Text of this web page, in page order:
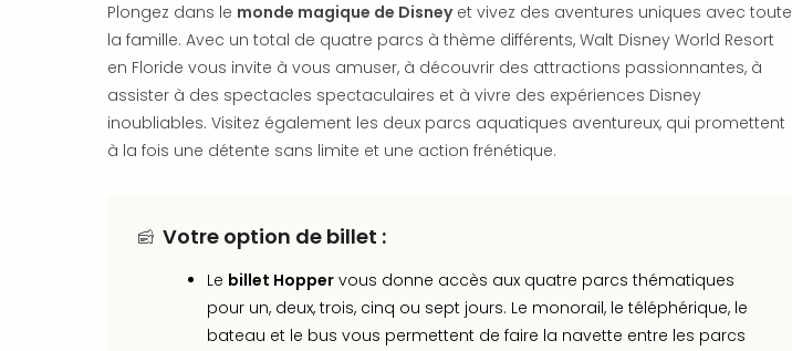
Plongez dans le monde magique de Disneyet vivez des aventures uniques avec toute
la famille. Avec un total de quatre parcs à thème différents, Walt Disney World Resort
en Floride vous invite à vous amuser, à découvrir des attractions passionnantes, à
assister à des spectacles spectaculaires et à vivre des expériences Disney
inoubliables. Visitez également les deux parcs aquatiques aventureux, qui promettent
à la fois une détente sans limite et une action frénétique.
Votre option de billet :
Le billet Hopper vous donne accès aux quatre parcs thématiques
pour un, deux, trois, cinq ou sept jours. Le monorail, le téléphérique, le
bateau et le bus vous permettent de faire la navette entre les parcs